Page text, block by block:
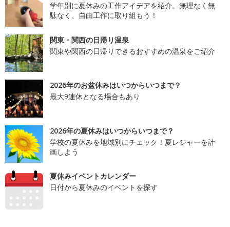
学年別に夏休みの工作アイデアを紹介。無理なく無
駄なく、自由工作に取り組もう！
関東・関西の日帰り温泉
関東や関西の日帰りできるおすすめの温泉をご紹介
2026年のお盆休みはいつからいつまで？
最大9連休となる場合もあり
2026年の夏休みはいつからいつまで？
学校の夏休みを地域別にチェック！夏レジャーを計
画しよう
夏休みイベントカレンダー
日付から夏休みのイベントを探す